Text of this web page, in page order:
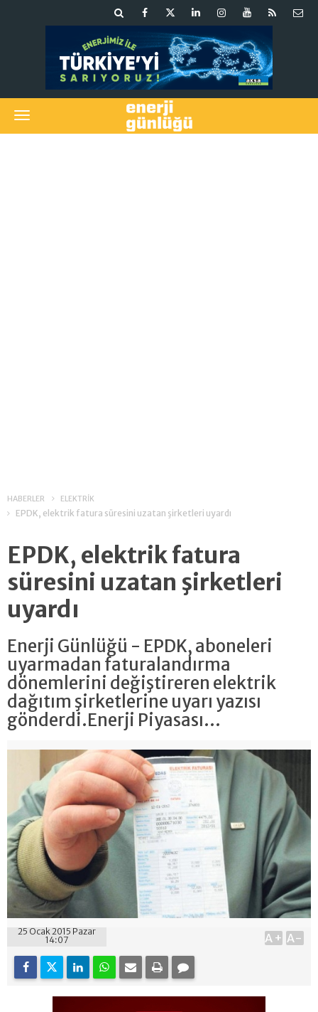
HABERLER ELEKTRİK
EPDK, elektrik fatura süresini uzatan şirketleri uyardı
EPDK, elektrik fatura
süresini uzatan şirketleri
uyardı
Enerji Günlüğü - EPDK, aboneleri
uyarmadan faturalandırma
dönemlerini değiştireren elektrik
dağıtım şirketlerine uyarı yazısı
gönderdi.Enerji Piyasası...
25 Ocak 2015 Pazar
14:07
A+ A-